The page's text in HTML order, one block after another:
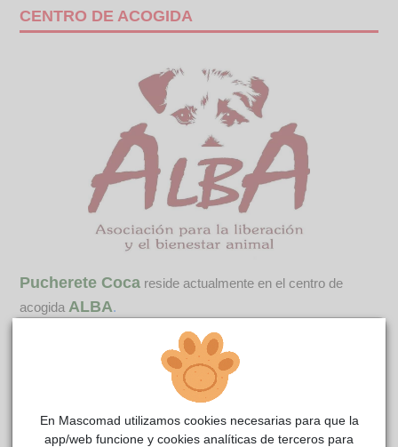
CENTRO DE ACOGIDA
Pucherete Coca reside actualmente en el centro de
acogida ALBA.
Nuestro amigo y colaborador Juan, a causa de su buen
corazón y amor por los gatos, ha ido recogiendo y acogiendo
en su casa a demasiados animales. Él es capaz de subir a
En Mascomad utilizamos cookies necesarias para que la
app/web funcione y cookies analíticas de terceros para